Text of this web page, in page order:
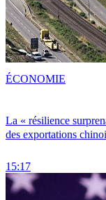
La « résilience
des exportations
15:17
ÉCONOMIE